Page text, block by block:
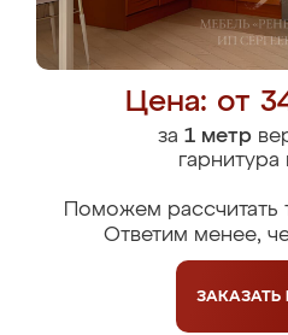
Цена: от
за 1 метр
гарнитура
Поможем рассчитать
Ответим менее,
ЗАКАЗАТЬ